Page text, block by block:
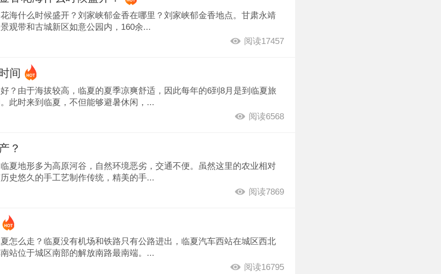
海什么时候盛开？刘家峡郁金香在哪里？刘家峡郁金香地点。甘肃永靖
观带和古城新区如意公园内，160余...
阅读17457
间
？由于海拔较高，临夏的夏季凉爽舒适，因此每年的6到8月是到临夏旅
此时来到临夏，不但能够避暑休闲，...
阅读6568
？
夏地形多为高原河谷，自然环境恶劣，交通不便。虽然这里的农业相对
史悠久的手工艺制作传统，精美的手...
阅读7869
怎么走？临夏没有机场和铁路只有公路进出，临夏汽车西站在城区西北
站位于城区南部的解放南路最南端。...
阅读16795